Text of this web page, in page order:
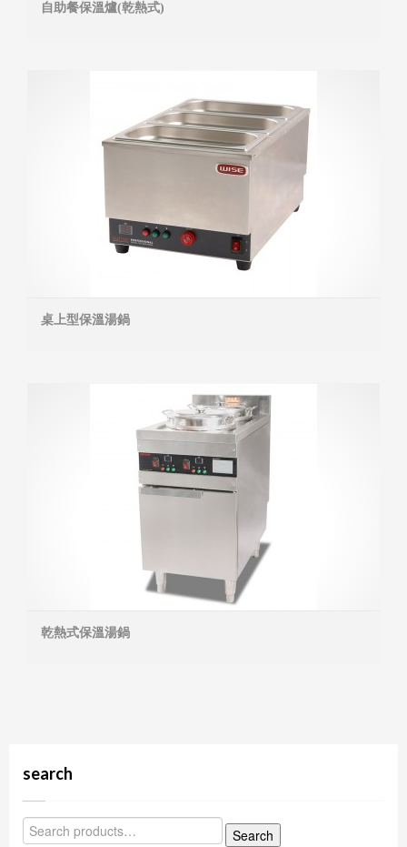
自助餐保溫爐(乾熱式)
桌上型保溫湯鍋
乾熱式保溫湯鍋
search